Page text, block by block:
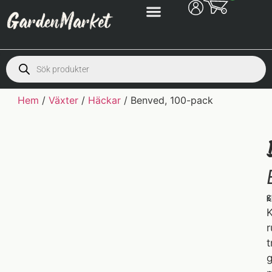
Hem /Växter / Häckar / Benved, 100-pack